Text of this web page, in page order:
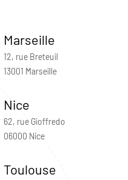
Marseille
12, rue Breteuil
13001 Marseille
Nice
62, rue Gioffredo
06000 Nice
Toulouse